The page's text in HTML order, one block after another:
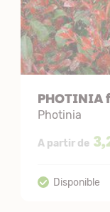
PHOTINIA
Photinia
A partir de